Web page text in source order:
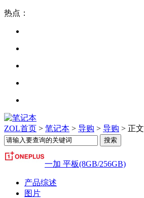
热点：
ZOL首页 > 笔记本 > 导购 > 导购 > 正文
一加 平板(8GB/256GB)
产品综述
图片